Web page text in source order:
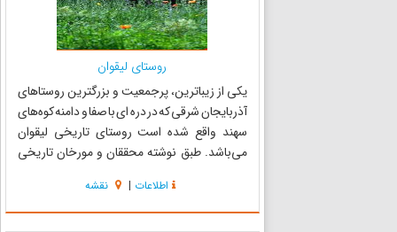
روستای لیقوان
یکی از زیباترین، پرجمعیت و بزرگترین روستاهای
آذربایجان شرقی که در دره ای با صفا و دامنه کوه‌های
سهند واقع شده است روستای تاریخی لیقوان
می‌باشد. طبق نوشته محققان و مورخان تاریخی
می‌گردد،این روستا که یکی از روستاهای آذربایجان
شرقی است، در 36...
اطلاعات | نقشه